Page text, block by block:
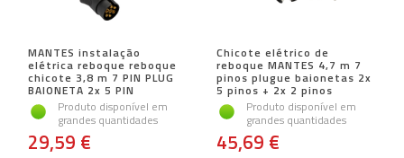
MANTES instalação
elétrica reboque reboque
chicote 3,8 m 7 PIN PLUG
BAIONETA 2x 5 PIN
Produto disponível em
grandes quantidades
29,59 €
Chicote elétrico de
reboque MANTES 4,7 m 7
pinos plugue baionetas 2x
5 pinos + 2x 2 pinos
Produto disponível em
grandes quantidades
45,69 €